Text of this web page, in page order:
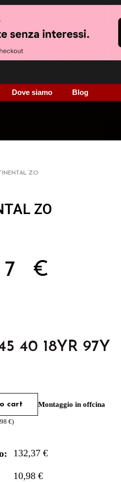
Dove siamo Blog
ZO
ZO
€
40 18YR 97Y
cart Montaggio in offcina
€)
132,37 €
10,98 €